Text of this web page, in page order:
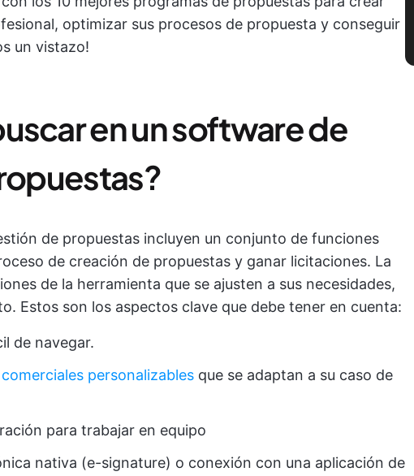
optimizar sus procesos de propuesta y conseguir
un vistazo!
en un software de
de propuestas incluyen un conjunto de funciones
de creación de propuestas y ganar licitaciones. La
de la herramienta que se ajusten a sus necesidades,
Estos son los aspectos clave que debe tener en cuenta:
de navegar.
personalizables que se adaptan a su caso de
para trabajar en equipo
nativa (e-signature) o conexión con una aplicación de